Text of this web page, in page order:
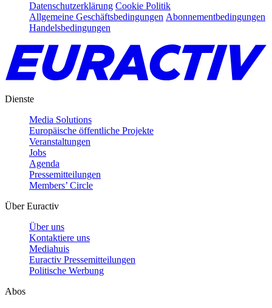
Datenschutzerklärung Cookie Politik
Allgemeine Geschäftsbedingungen Abonnementbedingungen
Handelsbedingungen
Dienste
Media Solutions
Europäische öffentliche Projekte
Veranstaltungen
Jobs
Agenda
Pressemitteilungen
Members’ Circle
Über Euractiv
Über uns
Kontaktiere uns
Mediahuis
Euractiv Pressemitteilungen
Politische Werbung
Abos